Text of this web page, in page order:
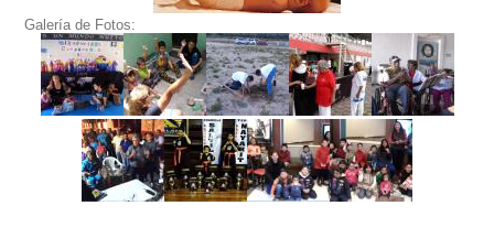
Galería de Fotos: